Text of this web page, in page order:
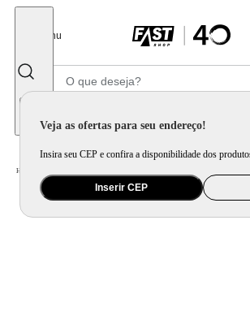
Menu
Veja as ofertas para seu endereço!
Insira seu CEP e confira a disponibilidade dos
Inserir CEP
Home